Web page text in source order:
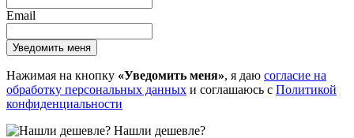
Email
Нажимая на кнопку «Уведомить меня», я даю согласие на
обработку персональных данных и соглашаюсь с Политикой
конфиденциальности
Нашли дешевле?